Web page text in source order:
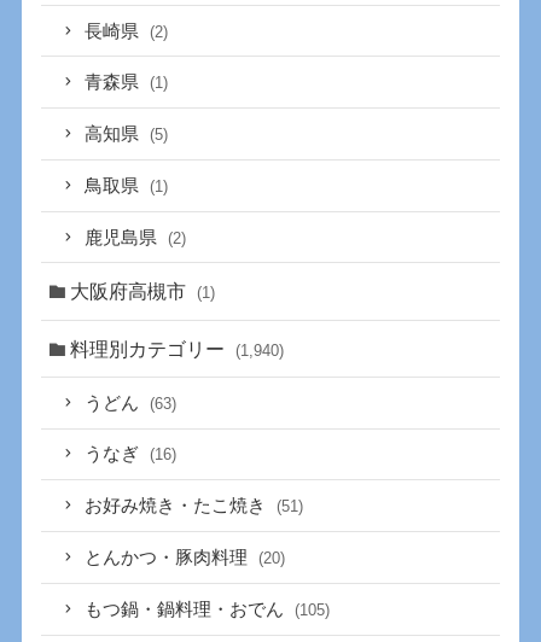
長崎県 (2)
青森県 (1)
高知県 (5)
鳥取県 (1)
鹿児島県 (2)
大阪府高槻市 (1)
料理別カテゴリー (1,940)
うどん (63)
うなぎ (16)
お好み焼き・たこ焼き (51)
とんかつ・豚肉料理 (20)
もつ鍋・鍋料理・おでん (105)